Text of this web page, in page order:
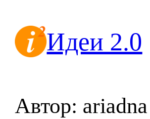
содержимомуИдеи 2.0
Автор: ariadna